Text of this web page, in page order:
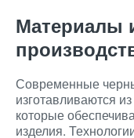
Материалы
Современные
изготавливаются
которые
изделия.